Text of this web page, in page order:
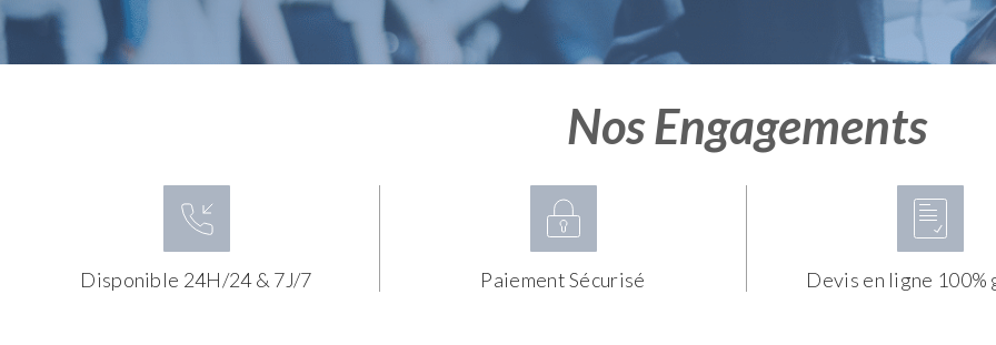
Nos Engagements
Disponible 24H/24 & 7J/7 Paiement Sécurisé Devis en ligne